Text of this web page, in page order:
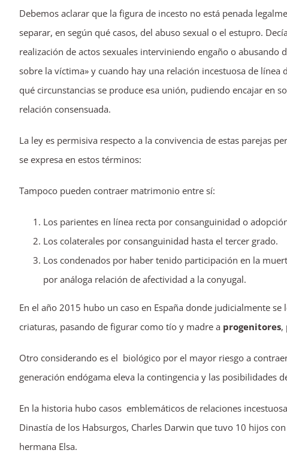
Debemos aclarar que la figura de incesto no está penada
separar, en según qué casos, del abuso sexual o el estupro.
realización de actos sexuales interviniendo engaño o
sobre la víctima» y cuando hay una relación incestuosa de
qué circunstancias se produce esa unión, pudiendo encajar en
relación consensuada.
La ley es permisiva respecto a la convivencia de estas parejas
se expresa en estos términos:
Tampoco pueden contraer matrimonio entre sí:
Los parientes en línea recta por consanguinidad o
Los colaterales por consanguinidad hasta el tercer grado.
Los condenados por haber tenido participación en la
por análoga relación de afectividad a la conyugal.
En el año 2015 hubo un caso en España donde judicialmente se
criaturas, pasando de figurar como tío y madre a progenitores,
Otro considerando es el biológico por el mayor riesgo a
generación endógama eleva la contingencia y las posibilidades
En la historia hubo casos emblemáticos de relaciones
Dinastía de los Habsurgos, Charles Darwin que tuvo 10 hijos
hermana Elsa.